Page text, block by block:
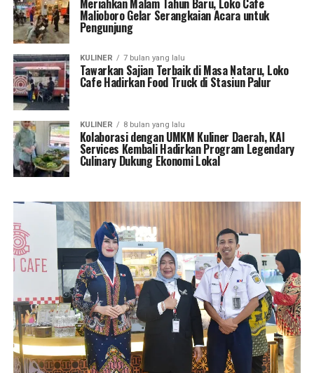
Meriahkan Malam Tahun Baru, Loko Cafe
Malioboro Gelar Serangkaian Acara untuk
Pengunjung
KULINER 7 bulan yang lalu
Tawarkan Sajian Terbaik di Masa Nataru, Loko
Cafe Hadirkan Food Truck di Stasiun Palur
KULINER 8 bulan yang lalu
Kolaborasi dengan UMKM Kuliner Daerah, KAI
Services Kembali Hadirkan Program Legendary
Culinary Dukung Ekonomi Lokal